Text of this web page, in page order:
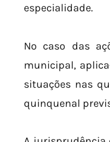
especialidade.
No caso das
municipal,
situações nas
quinquenal